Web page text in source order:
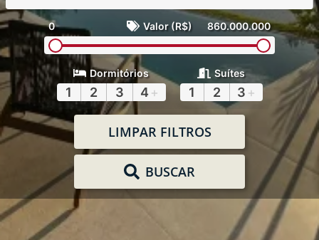
0 Valor (R$) 860.000.000
Dormitórios
1 2 3 4 +
Suítes
1 2 3 +
LIMPAR FILTROS
BUSCAR